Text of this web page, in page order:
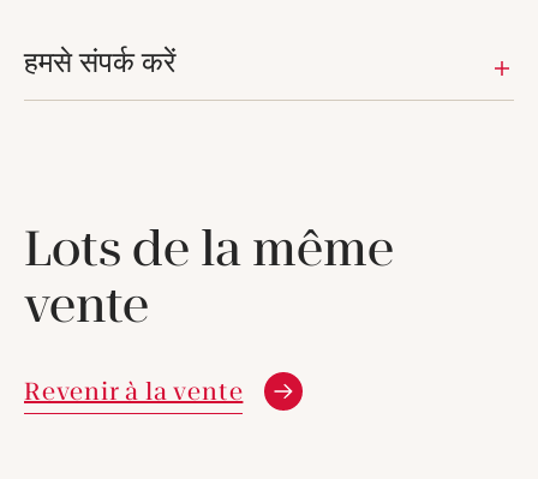
हमसे संपर्क करें
Lots de la même
vente
Revenir à la vente